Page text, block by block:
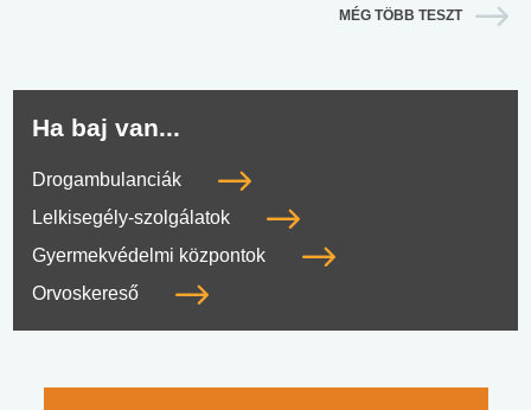
MÉG TÖBB TESZT
Ha baj van...
Drogambulanciák
Lelkisegély-szolgálatok
Gyermekvédelmi központok
Orvoskereső